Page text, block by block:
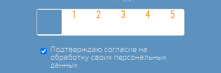
Подтверждаю согласие на
обработку своих персональных
данных